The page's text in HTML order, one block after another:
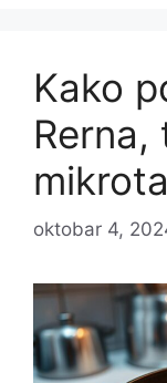
Kako
Rerna,
oktobar 4,